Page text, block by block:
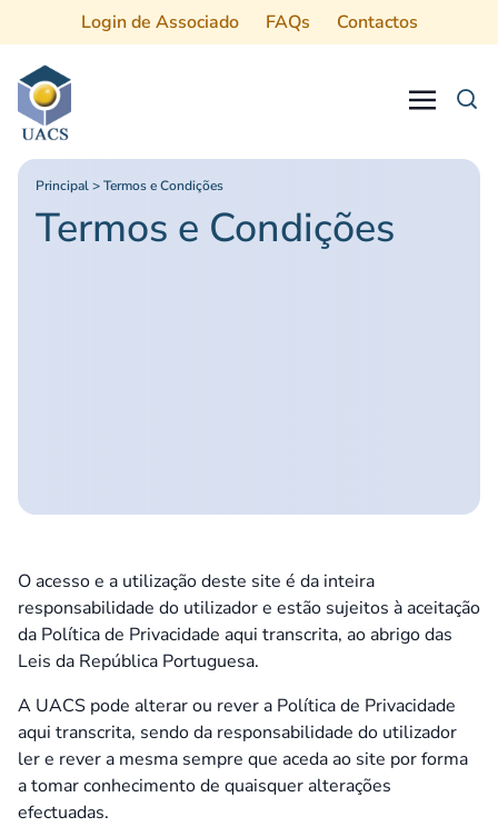
Login de Associado FAQs Contactos
Principal>Termos e Condições
Termos e Condições
O acesso e a utilização deste site é da inteira
responsabilidade do utilizador e estão sujeitos à aceitação
da Política de Privacidade aqui transcrita, ao abrigo das
Leis da República Portuguesa.
A UACS pode alterar ou rever a Política de Privacidade
aqui transcrita, sendo da responsabilidade do utilizador
ler e rever a mesma sempre que aceda ao site por forma
a tomar conhecimento de quaisquer alterações
efectuadas.